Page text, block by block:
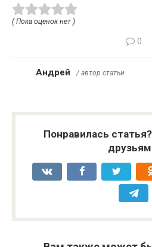
( Пока оценок нет )
0
Андрей / автор статьи
Понравилась